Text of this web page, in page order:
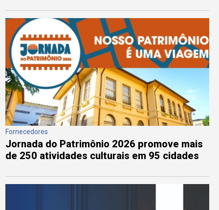
Fornecedores
Jornada do Patrimônio 2026 promove mais
de 250 atividades culturais em 95 cidades